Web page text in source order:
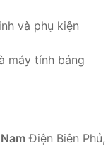
và phụ kiện
máy tính bảng
Điện Biên